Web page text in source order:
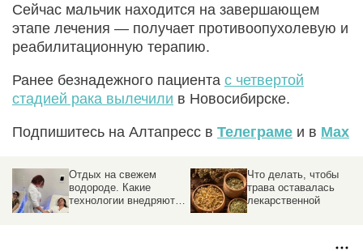
Сейчас мальчик находится на завершающем
этапе лечения — получает противоопухолевую и
реабилитационную терапию.
Ранее безнадежного пациента с четвертой
стадией рака вылечили в Новосибирске.
Подпишитесь на Алтапресс в Телеграме и в Max
Отдых на свежем
водороде. Какие
технологии внедряют в
Что делать, чтобы
трава оставалась
лекарственной